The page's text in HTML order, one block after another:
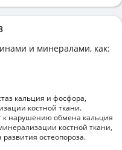
и минералами, как:
кальция и фосфора,
костной ткани.
к нарушению обмена кальция
костной ткани,
остеопороза.